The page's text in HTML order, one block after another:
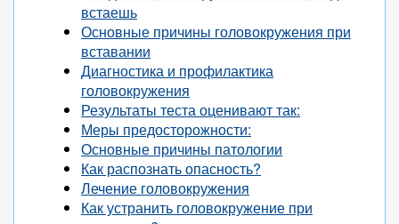
встаешь
Основные причины головокружения при
вставании
Диагностика и профилактика
головокружения
Результаты теста оценивают так:
Меры предосторожности:
Основные причины патологии
Как распознать опасность?
Лечение головокружения
Как устранить головокружение при